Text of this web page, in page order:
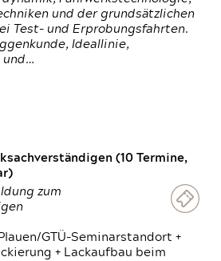
und der grundsätzlichen
Test- und Erprobungsfahrten.
Ideallinie,
und…
(10 Termine,
zum
GTÜ-Seminarstandort +
+ Lackaufbau beim